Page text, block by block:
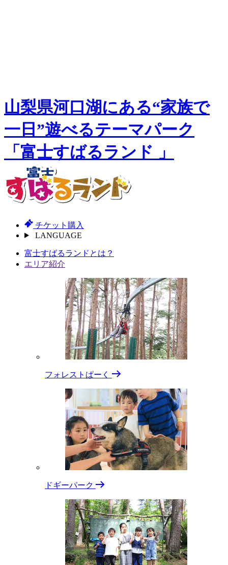
山梨県河口湖にある“家族で
一日”遊べるテーマパーク
「富士すばるランド 」
チケット購入
LANGUAGE
富⼠すばるランドとは？
エリア紹介
フォレストぱーく
ドギーパーク